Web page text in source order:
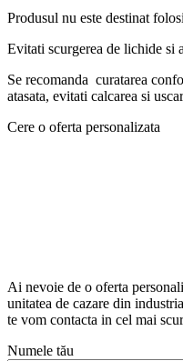
Produsul nu este destinat
Evitati scurgerea de lichide si
Se recomanda curatarea
atasata, evitati calcarea si
Cere o oferta personalizata
Ai nevoie de o oferta
unitatea de cazare din
te vom contacta in cel mai
Numele tău